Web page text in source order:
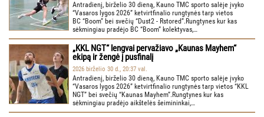
Antradienį, birželio 30 dieną, Kauno TMC sporto salėje įvyko
“Vasaros lygos 2026” ketvirtfinalio rungtynės tarp vietos
BC “Boom” bei svečių “Dust2 - Rstored”.Rungtynes kur kas
sėkmingiau pradėjo BC “Boom” kolektyvas,…
„KKL NGT“ lengvai pervažiavo „Kaunas Mayhem“
ekipą ir žengė į pusfinalį
2026 birželio 30 d., 20:37 val.
Antradienį, birželio 30 dieną, Kauno TMC sporto salėje įvyko
“Vasaros lygos 2026” ketvirtfinalio rungtynės tarp vietos “KKL
NGT” bei svečių “Kaunas Mayhem”.Rungtynes kur kas
sėkmingiau pradėjo aikštelės šeimininkai,…